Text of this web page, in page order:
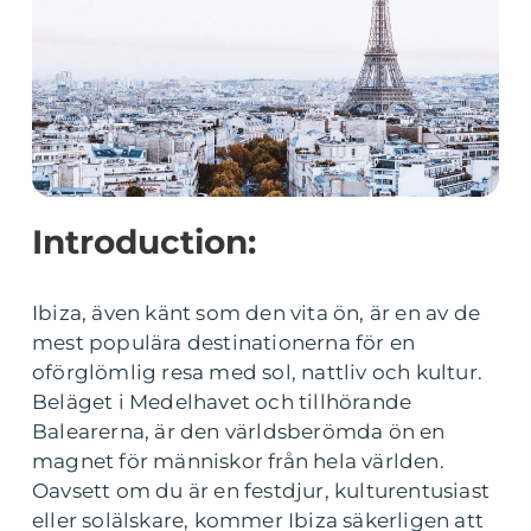
Introduction:
Ibiza, även känt som den vita ön, är en av de
mest populära destinationerna för en
oförglömlig resa med sol, nattliv och kultur.
Beläget i Medelhavet och tillhörande
Balearerna, är den världsberömda ön en
magnet för människor från hela världen.
Oavsett om du är en festdjur, kulturentusiast
eller solälskare, kommer Ibiza säkerligen att